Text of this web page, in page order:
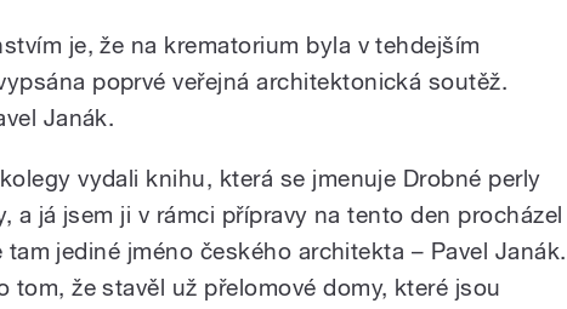
je, že na krematorium byla v tehdejším
poprvé veřejná architektonická soutěž.
Janák.
vydali knihu, která se jmenuje Drobné perly
a já jsem ji v rámci přípravy na tento den procházel
tam jediné jméno českého architekta – Pavel Janák.
tom, že stavěl už přelomové domy, které jsou